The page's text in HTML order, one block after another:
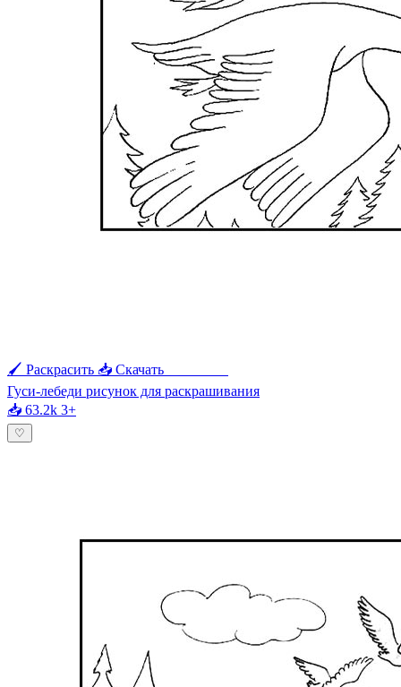
🖌 Раскрасить 📥 Скачать
Гуси-лебеди рисунок для раскрашивания
📥 63.2k 3+
♡